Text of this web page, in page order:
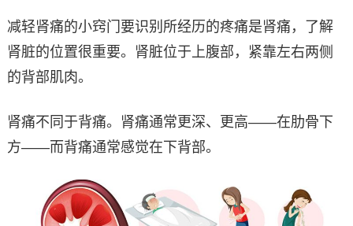
减轻肾痛的小窍门要识别所经历的疼痛是肾痛，了解
肾脏的位置很重要。肾脏位于上腹部，紧靠左右两侧
的背部肌肉。
肾痛不同于背痛。肾痛通常更深、更高——在肋骨下
方——而背痛通常感觉在下背部。